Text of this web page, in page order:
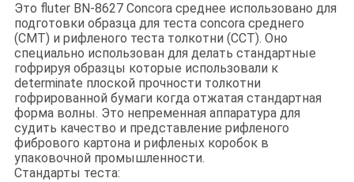
Это fluter BN-8627 Concora среднее использовано для
подготовки образца для теста concora среднего
(CMT) и рифленого теста толкотни (CCT). Оно
специально использован для делать стандартные
гофрируя образцы которые использовали к
determinate плоской прочности толкотни
гофрированной бумаги когда отжатая стандартная
форма волны. Это непременная аппаратура для
судить качество и представление рифленого
фибрового картона и рифленых коробок в
упаковочной промышленности.
Стандарты теста: